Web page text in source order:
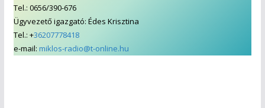
Tel.: 0656/390-676
Ügyvezető igazgató: Édes Krisztina
Tel.: +36207778418
e-mail: miklos-radio@t-online.hu